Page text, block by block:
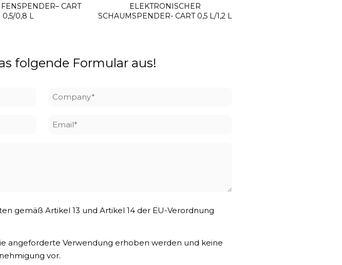
CART
0,5/0,8 L
ELEKTRONISCHER
SCHAUMSPENDER- CART 0,5 L/1,2 L
folgende Formular aus!
Company
Email
gemäß Artikel 13 und Artikel 14 der EU-Verordnung
angeforderte Verwendung erhoben werden und keine
vor.